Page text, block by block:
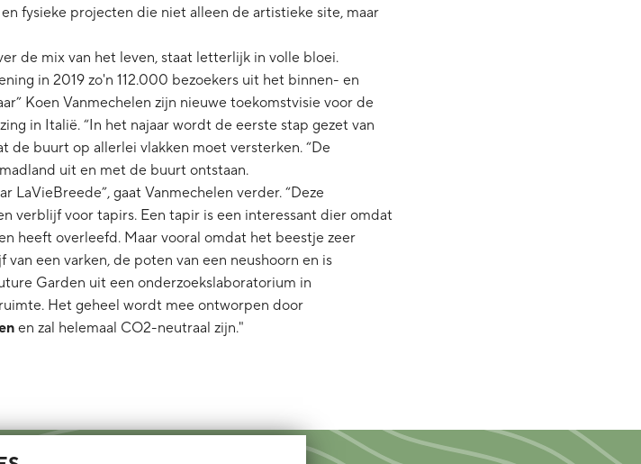
fysieke projecten die niet alleen de artistieke site, maar
de mix van het leven, staat letterlijk in volle bloei.
in 2019 zo'n 112.000 bezoekers uit het binnen- en
Koen Vanmechelen zijn nieuwe toekomstvisie voor de
in Italië. “In het najaar wordt de eerste stap gezet van
de buurt op allerlei vlakken moet versterken. “De
uit en met de buurt ontstaan.
gaat Vanmechelen verder. “Deze
verblijf voor tapirs. Een tapir is een interessant dier omdat
heeft overleefd. Maar vooral omdat het beestje zeer
een varken, de poten van een neushoorn en is
Garden uit een onderzoekslaboratorium in
Het geheel wordt mee ontworpen door
en zal helemaal CO2-neutraal zijn."